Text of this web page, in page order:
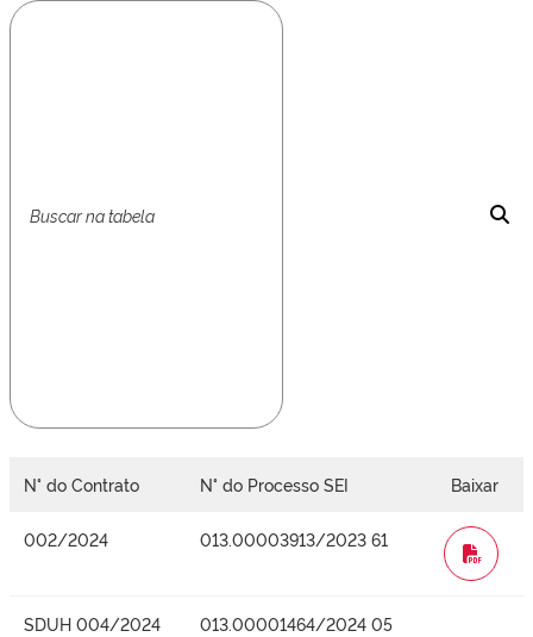
N° do Contrato N° do Processo SEI Baixar
002/2024 013.00003913/2023 61
WORD
SDUH 004/2024 013.00001464/2024 05